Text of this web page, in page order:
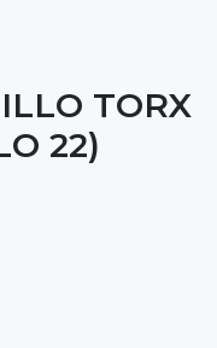
TORX
22)